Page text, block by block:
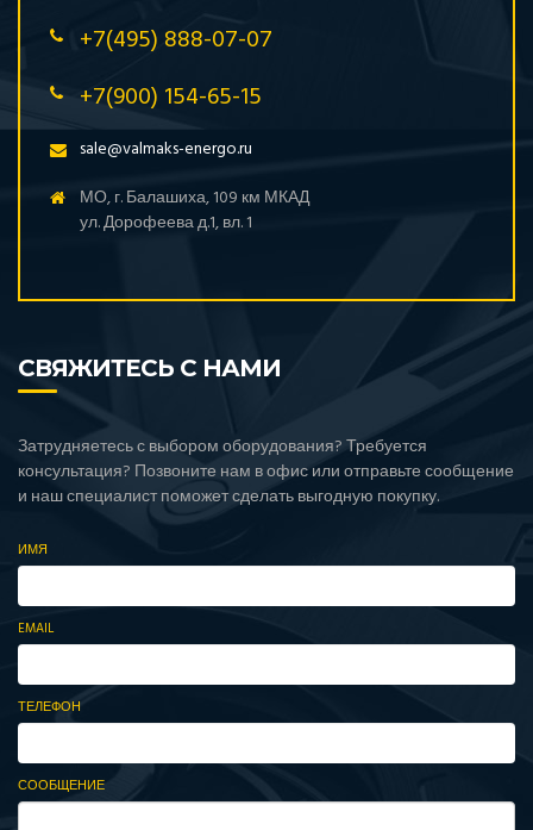
+7(495) 888-07-07
+7(900) 154-65-15
sale@valmaks-energo.ru
МО, г. Балашиха, 109 км МКАД
ул. Дорофеева д.1, вл. 1
СВЯЖИТЕСЬ С НАМИ
Затрудняетесь с выбором оборудования? Требуется
консультация? Позвоните нам в офис или отправьте сообщение
и наш специалист поможет сделать выгодную покупку.
ИМЯ
EMAIL
ТЕЛЕФОН
СООБЩЕНИЕ